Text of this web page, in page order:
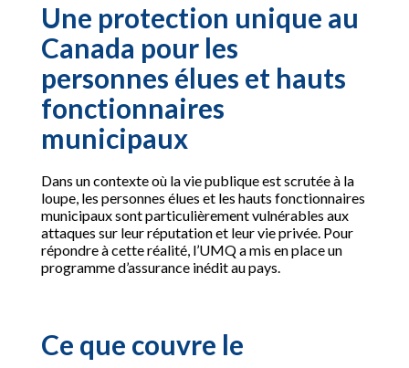
Une protection unique au
Canada pour les
personnes élues et hauts
fonctionnaires
municipaux
Dans un contexte où la vie publique est scrutée à la
loupe, les personnes élues et les hauts fonctionnaires
municipaux sont particulièrement vulnérables aux
attaques sur leur réputation et leur vie privée. Pour
répondre à cette réalité, l’UMQ a mis en place un
programme d’assurance inédit au pays.
Ce que couvre le